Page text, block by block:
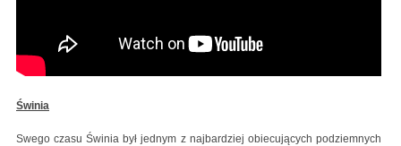
Świnia
Swego czasu Świnia był jednym z najbardziej obiecujących podziemnych